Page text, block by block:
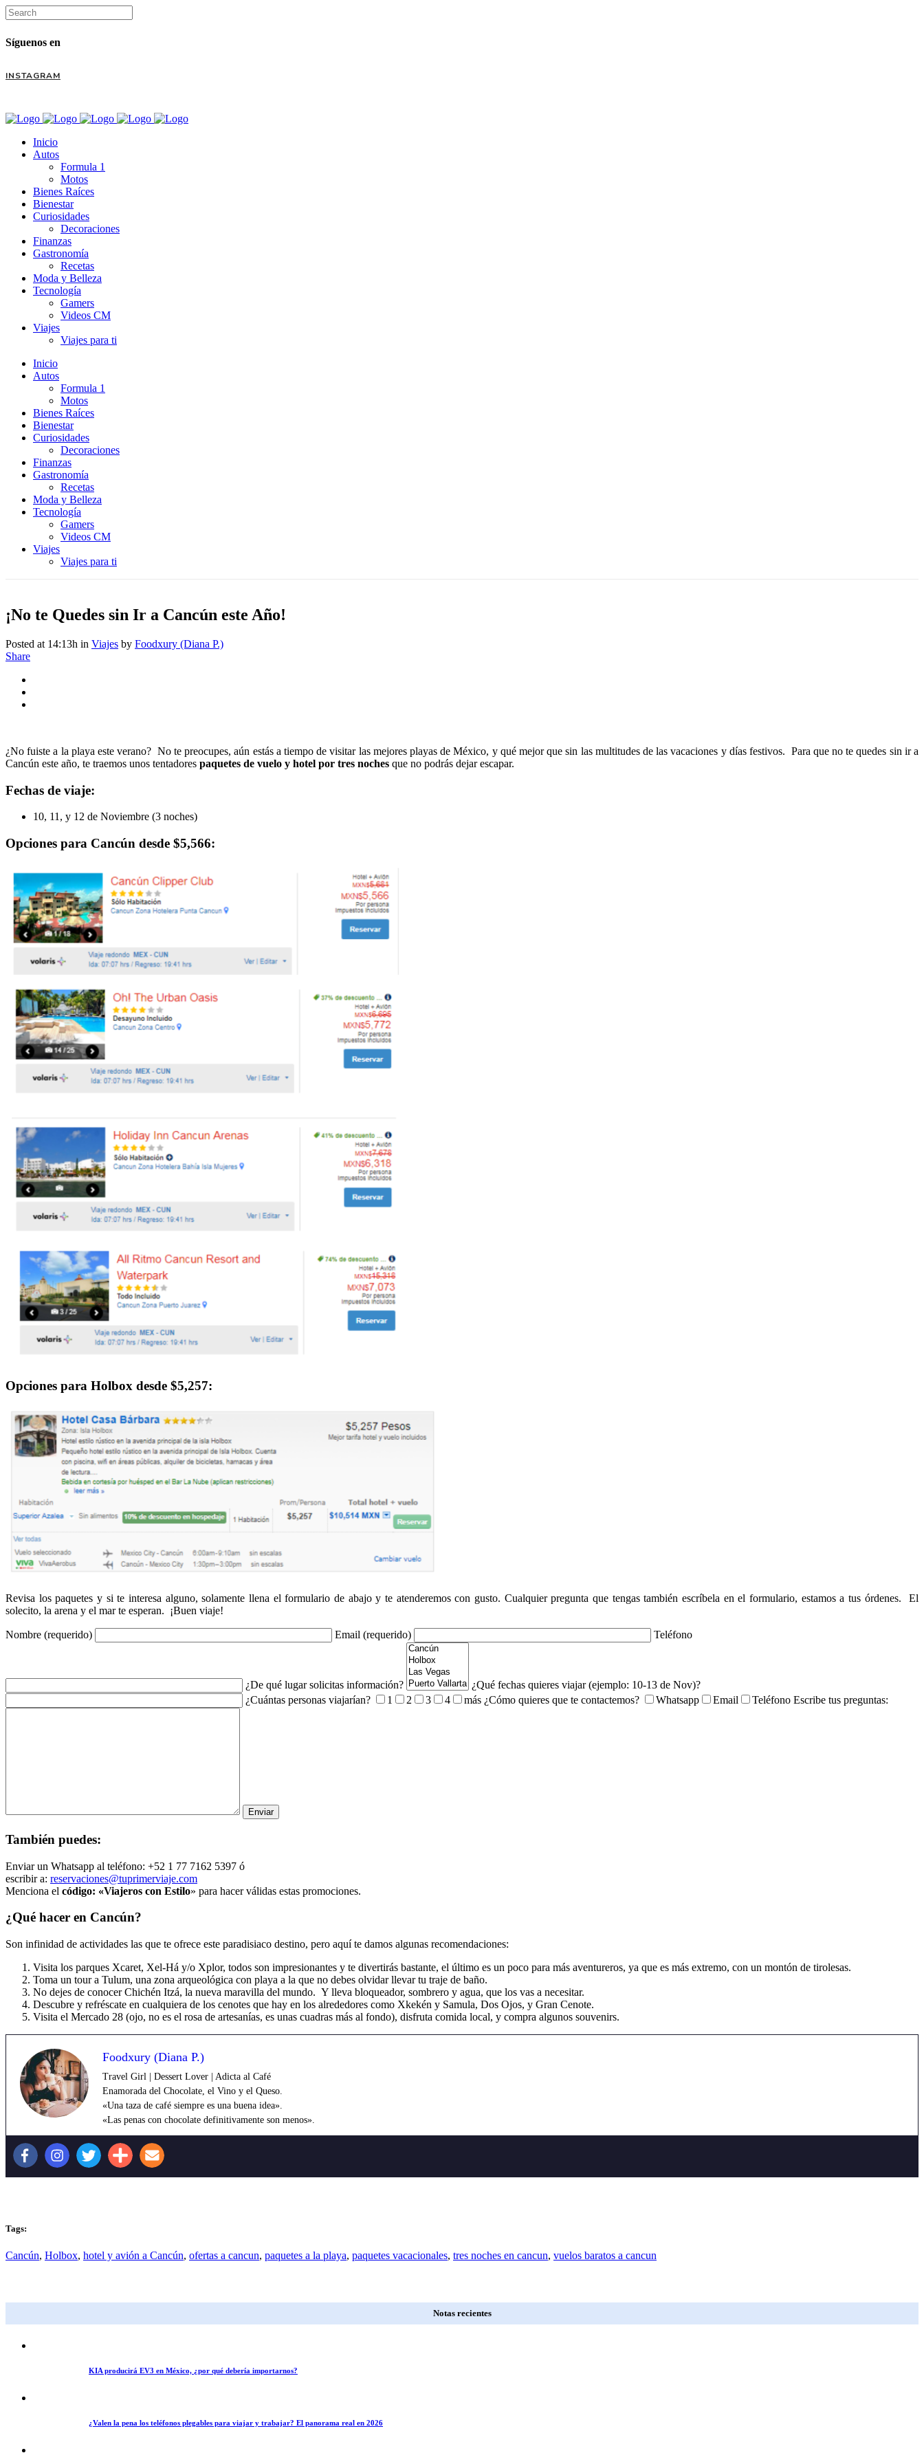
Síguenos en
INSTAGRAM
Inicio
Autos
Formula 1
Motos
Bienes Raíces
Bienestar
Curiosidades
Decoraciones
Finanzas
Gastronomía
Recetas
Moda y Belleza
Tecnología
Gamers
Videos CM
Viajes
Viajes para ti
Inicio
Autos
Formula 1
Motos
Bienes Raíces
Bienestar
Curiosidades
Decoraciones
Finanzas
Gastronomía
Recetas
Moda y Belleza
Tecnología
Gamers
Videos CM
Viajes
Viajes para ti
¡No te Quedes sin Ir a Cancún este Año!
Posted at 14:13h in Viajes by Foodxury (Diana P.)
Share
¿No fuiste a la playa este verano? No te preocupes, aún estás a tiempo de visitar las mejores playas de México, y qué mejor que sin las multitudes de las vacaciones y días festivos. Para que no te quedes sin ir a
Cancún este año, te traemos unos tentadores paquetes de vuelo y hotel por tres noches que no podrás dejar escapar.
Fechas de viaje:
10, 11, y 12 de Noviembre (3 noches)
Opciones para Cancún desde $5,566:
Opciones para Holbox desde $5,257:
Revisa los paquetes y si te interesa alguno, solamente llena el formulario de abajo y te atenderemos con gusto. Cualquier pregunta que tengas también escríbela en el formulario, estamos a tus órdenes. El
solecito, la arena y el mar te esperan. ¡Buen viaje!
Nombre (requerido) Email (requerido) Teléfono
¿De qué lugar solicitas información?
¿Qué fechas quieres viajar (ejemplo: 10-13 de Nov)?
¿Cuántas personas viajarían?
1 2 3 4 más ¿Cómo quieres que te contactemos? Whatsapp Email Teléfono Escribe tus preguntas:
También puedes:
Enviar un Whatsapp al teléfono: +52 1 77 7162 5397 ó
escribir a: reservaciones@tuprimerviaje.com
Menciona el código: «Viajeros con Estilo» para hacer válidas estas promociones.
¿Qué hacer en Cancún?
Son infinidad de actividades las que te ofrece este paradisiaco destino, pero aquí te damos algunas recomendaciones:
Visita los parques Xcaret, Xel-Há y/o Xplor, todos son impresionantes y te divertirás bastante, el último es un poco para más aventureros, ya que es más extremo, con un montón de tirolesas.
Toma un tour a Tulum, una zona arqueológica con playa a la que no debes olvidar llevar tu traje de baño.
No dejes de conocer Chichén Itzá, la nueva maravilla del mundo. Y lleva bloqueador, sombrero y agua, que los vas a necesitar.
Descubre y refréscate en cualquiera de los cenotes que hay en los alrededores como Xkekén y Samula, Dos Ojos, y Gran Cenote.
Visita el Mercado 28 (ojo, no es el rosa de artesanías, es unas cuadras más al fondo), disfruta comida local, y compra algunos souvenirs.
Foodxury (Diana P.)
Travel Girl | Dessert Lover | Adicta al Café
Enamorada del Chocolate, el Vino y el Queso.
«Una taza de café siempre es una buena idea».
«Las penas con chocolate definitivamente son menos».
Tags:
Cancún, Holbox, hotel y avión a Cancún, ofertas a cancun, paquetes a la playa, paquetes vacacionales, tres noches en cancun, vuelos baratos a cancun
Notas recientes
KIA producirá EV3 en México, ¿por qué debería importarnos?
¿Valen la pena los teléfonos plegables para viajar y trabajar? El panorama real en 2026